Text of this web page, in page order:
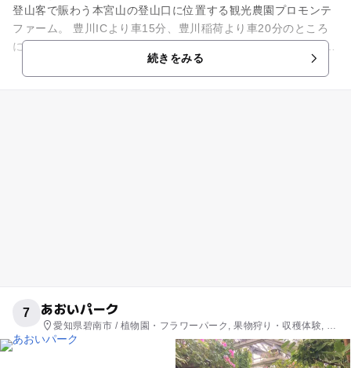
登山客で賑わう本宮山の登山口に位置する観光農園プロモンテ
ファーム。 豊川ICより車15分、豊川稲荷より車20分のところ
にあります。 あふれるように漂ういちごらしい香りと甘くて濃
続きをみる
7 あおいパーク
愛知県碧南市 / 植物園・フラワーパーク, 果物狩り・収穫体験, い
ちご狩り, 温泉・銭湯